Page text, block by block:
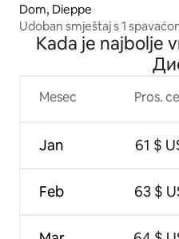
Dom, Dieppe
Udoban smještaj s 1
na razvlačenje
Kada je najbolje
Mesec
Jan
Feb
Pros.
61 $
63 $